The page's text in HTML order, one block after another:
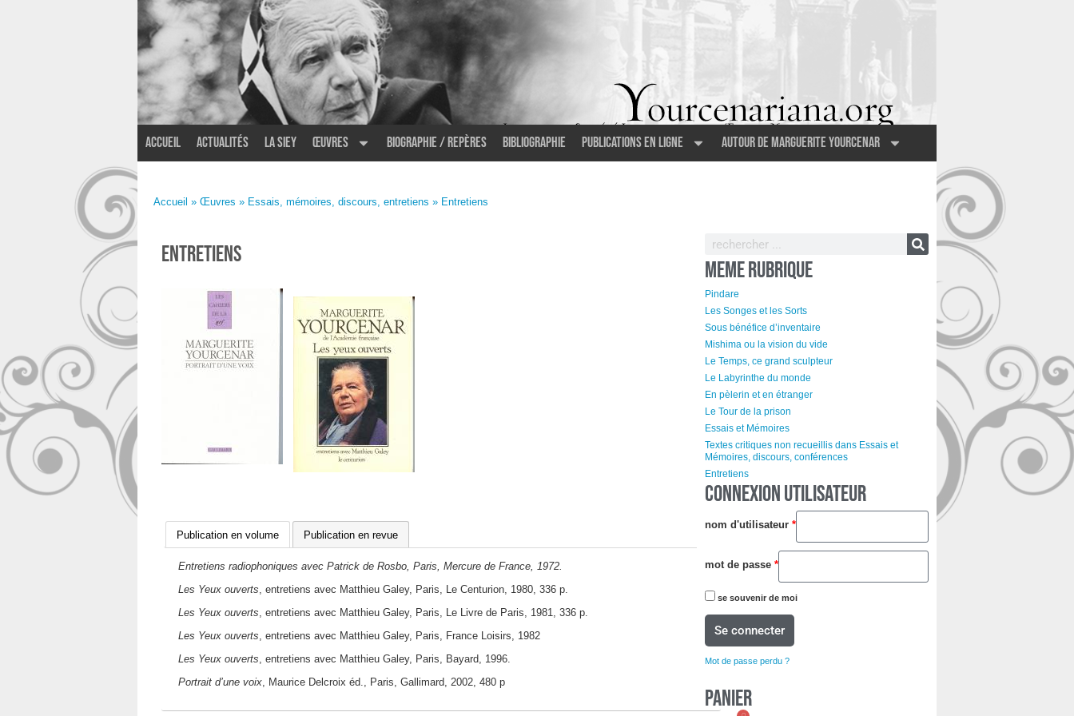
Accueil Actualités La SIEY Œuvres Biographie / Repères Bibliographie Publications en ligne Autour de Marguerite Yourcenar
Accueil » Œuvres » Essais, mémoires, discours, entretiens » Entretiens
Entretiens
Publication en volume Publication en revue
Entretiens radiophoniques avec Patrick de Rosbo, Paris, Mercure de France, 1972.
​Les Yeux ouverts, entretiens avec Matthieu Galey, Paris, Le Centurion, 1980, 336 p.
Les Yeux ouverts, entretiens avec Matthieu Galey, Paris, Le Livre de Paris, 1981, 336 p.
Les Yeux ouverts, entretiens avec Matthieu Galey, Paris, France Loisirs, 1982
Les Yeux ouverts, entretiens avec Matthieu Galey, Paris, Bayard, 1996.
Portrait d’une voix, Maurice Delcroix éd., Paris, Gallimard, 2002, 480 p
MEME RUBRIQUE
Pindare
Les Songes et les Sorts
Sous bénéfice d’inventaire
Mishima ou la vision du vide
Le Temps, ce grand sculpteur
Le Labyrinthe du monde
En pèlerin et en étranger
Le Tour de la prison
Essais et Mémoires
Textes critiques non recueillis dans Essais et
Mémoires, discours, conférences
Entretiens
CONNEXION UTILISATEUR
nom d'utilisateur *
mot de passe *
se souvenir de moi
Se connecter
Mot de passe perdu ?
Panier